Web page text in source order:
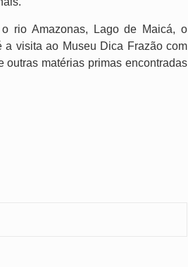
rio Amazonas, Lago de Maicá, o
visita ao Museu Dica Frazão com
outras matérias primas encontradas